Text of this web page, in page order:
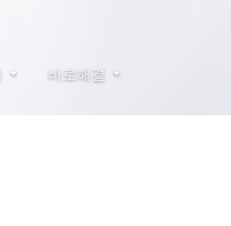
바로해결